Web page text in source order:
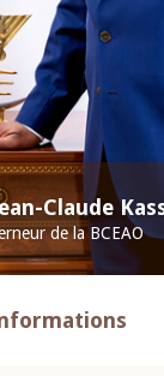
Claude
de la BCEAO